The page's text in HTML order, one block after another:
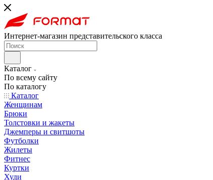
Интернет-магазин представительского класса
Каталог
По всему сайту
По каталогу
Каталог
Женщинам
Брюки
Толстовки и жакеты
Джемперы и свитшоты
Футболки
Жилеты
Фитнес
Куртки
Худи